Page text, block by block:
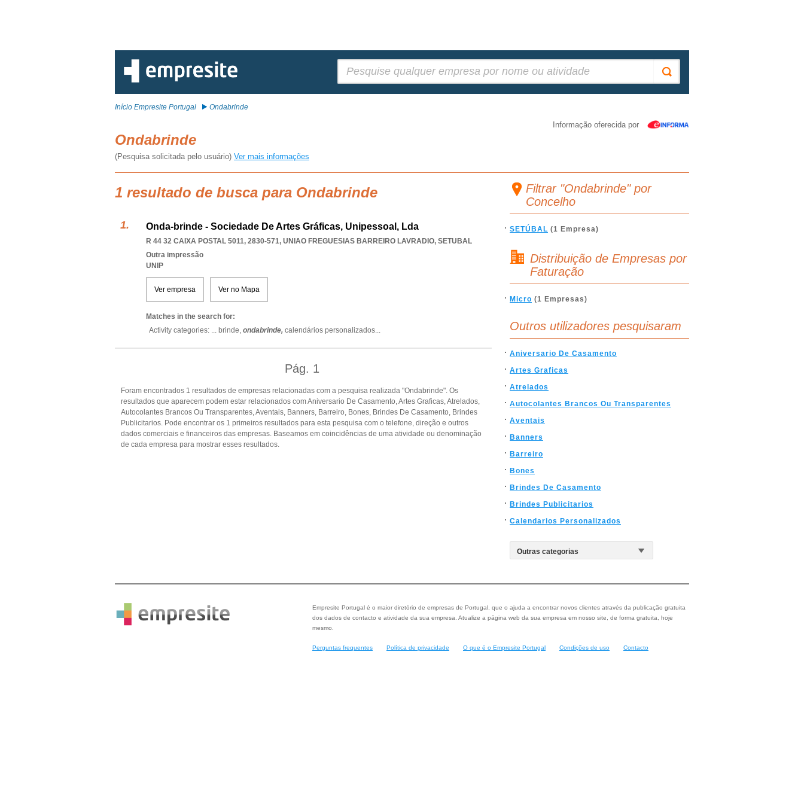
Início Empresite Portugal Ondabrinde
Informação oferecida por
Ondabrinde
(Pesquisa solicitada pelo usuário) Ver mais informações
1 resultado de busca para Ondabrinde
Onda-brinde - Sociedade De Artes Gráficas, Unipessoal, Lda
R 44 32 CAIXA POSTAL 5011, 2830-571, UNIAO FREGUESIAS BARREIRO LAVRADIO, SETUBAL
Outra impressão
UNIP
Ver empresa Ver no Mapa
Matches in the search for:
Activity categories: ... brinde, ondabrinde, calendários personalizados...
Pág. 1
Foram encontrados 1 resultados de empresas relacionadas com a pesquisa realizada "Ondabrinde". Os
resultados que aparecem podem estar relacionados com Aniversario De Casamento, Artes Graficas, Atrelados,
Autocolantes Brancos Ou Transparentes, Aventais, Banners, Barreiro, Bones, Brindes De Casamento, Brindes
Publicitarios. Pode encontrar os 1 primeiros resultados para esta pesquisa com o telefone, direção e outros
dados comerciais e financeiros das empresas. Baseamos em coincidências de uma atividade ou denominação
de cada empresa para mostrar esses resultados.
Filtrar "Ondabrinde" por
Concelho
SETÚBAL (1 Empresa)
Distribuição de Empresas por
Faturação
Micro (1 Empresas)
Outros utilizadores pesquisaram
Aniversario De Casamento
Artes Graficas
Atrelados
Autocolantes Brancos Ou Transparentes
Aventais
Banners
Barreiro
Bones
Brindes De Casamento
Brindes Publicitarios
Calendarios Personalizados
Empresite Portugal é o maior diretório de empresas de Portugal, que o ajuda a encontrar novos clientes através da publicação gratuita
dos dados de contacto e atividade da sua empresa. Atualize a página web da sua empresa em nosso site, de forma gratuita, hoje
mesmo.
Perguntas frequentes Política de privacidade O que é o Empresite Portugal Condições de uso Contacto